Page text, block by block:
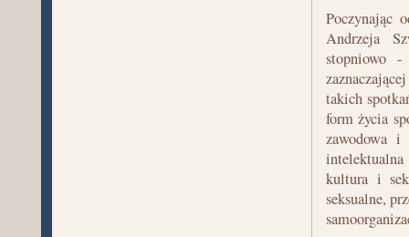
Poczynając
Andrzeja
stopniowo
takich
form życia
zawodowa i
kultura i
seksualne,